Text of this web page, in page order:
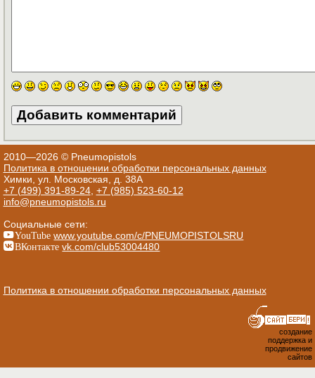
2010—2026 © Pneumopistols
Политика в отношении обработки персональных данных
Химки, ул. Московская, д. 38А
+7 (499) 391-89-24, +7 (985) 523-60-12
info@pneumopistols.ru
Социальные сети:
YouTube www.youtube.com/c/PNEUMOPISTOLSRU
ВКонтакте vk.com/club53004480
Политика в отношении обработки персональных данных
создание
поддержка и
продвижение
сайтов